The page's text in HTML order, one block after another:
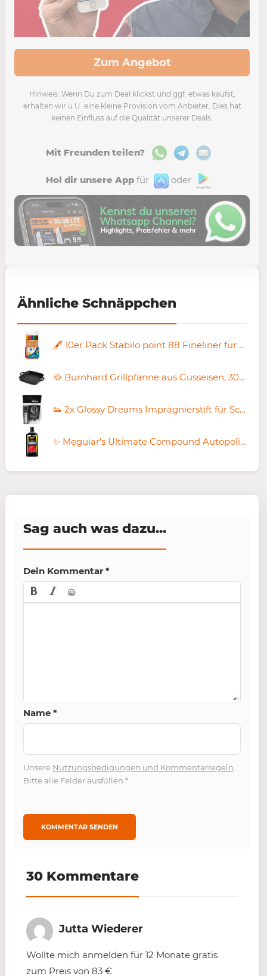
Zum Angebot
Hinweis: Wenn Du zum Deal klickst und ggf. etwas kaufst,
erhalten wir u.U. eine kleine Provision vom Anbieter. Dies hat
keinen Einfluss auf die Qualität unserer Deals.
Mit Freunden teilen?
Hol dir unsere Appfür oder
Ähnliche Schnäppchen
🖋️ 10er Pack Stabilo point 88 Fineliner für 4,99€ (statt 10€)
🥘 Burnhard Grillpfanne aus Gusseisen, 30 cm für 37,72€ (statt 50€)
👟 2x Glossy Dreams Imprägnierstift für Schuhnähte für 8,98€ (statt 12€)
✨ Meguiar’s Ultimate Compound Autopolitur, 450ml für 17,64€ (statt 23€)
Sag auch was dazu...
Dein Kommentar *
😀
Name *
Unsere Nutzungsbedigungen und Kommentarregeln
Bitte alle Felder ausfüllen *
30 Kommentare
Jutta Wiederer
Wollte mich anmelden für 12 Monate gratis
zum Preis von 83 €